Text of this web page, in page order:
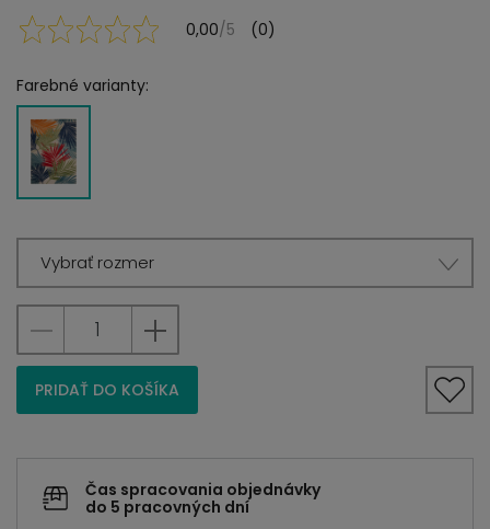
0,00/5 (0)
Farebné varianty:
Vybrať rozmer
PRIDAŤ DO KOŠÍKA
Čas spracovania objednávky
do 5 pracovných dní